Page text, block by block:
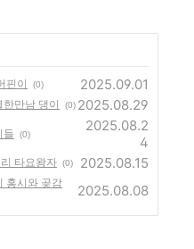
핀이 (0) 2025.09.01
만남 댕이 (0) 2025.08.29
들 (0)
2025.08.2
4
타요왕자 (0) 2025.08.15
홍시와 곶감
2025.08.08